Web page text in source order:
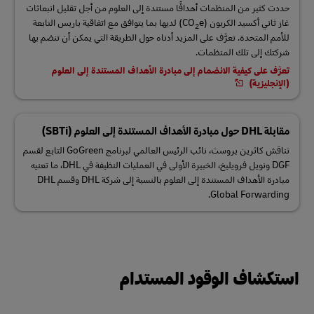
حددت كثير من المنظمات أهدافًا مستندة إلى العلوم من أجل تقليل انبعاثات
غاز ثاني أكسيد الكربون (CO 2
e) لديها بما يتوافق مع اتفاقية باريس التابعة
للأمم المتحدة. تعرَّف على المزيد أدناه حول الطريقة التي يمكن أن تنضم بها
شركتك إلى تلك المنظمات.
تعرَّف على كيفية الانضمام إلى مبادرة الأهداف المستندة إلى العلوم
(الإنجليزية)
مقابلة DHL حول مبادرة الأهداف المستندة إلى العلوم (SBTi)
تناقش كاثرين بروست، نائب الرئيس العالمي لبرنامج GoGreen التابع لقسم
DGF ونويل فرويليخ، الخبيرة الأولى في العمليات النظيفة في DHL، ما تعنيه
مبادرة الأهداف المستندة إلى العلوم بالنسبة إلى شركة DHL وقسم DHL
Global Forwarding.
استكشاف الوقود المستدام